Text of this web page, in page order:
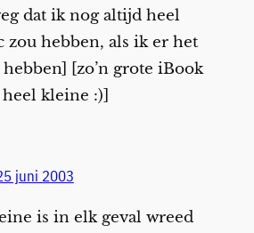
dat ik nog altijd heel
zou hebben, als ik er het
[zo’n grote iBook
kleine :)]
juni 2003
is in elk geval wreed